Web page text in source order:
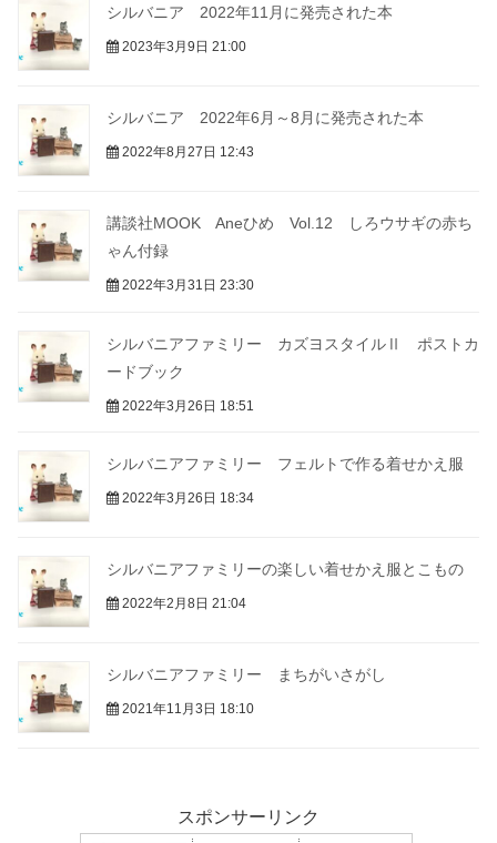
シルバニア 2022年11月に発売された本
2023年3月9日 21:00
シルバニア 2022年6月～8月に発売された本
2022年8月27日 12:43
講談社MOOK Aneひめ Vol.12 しろウサギの赤ち
ゃん付録
2022年3月31日 23:30
シルバニアファミリー カズヨスタイルⅡ ポストカ
ードブック
2022年3月26日 18:51
シルバニアファミリー フェルトで作る着せかえ服
2022年3月26日 18:34
シルバニアファミリーの楽しい着せかえ服とこもの
2022年2月8日 21:04
シルバニアファミリー まちがいさがし
2021年11月3日 18:10
スポンサーリンク